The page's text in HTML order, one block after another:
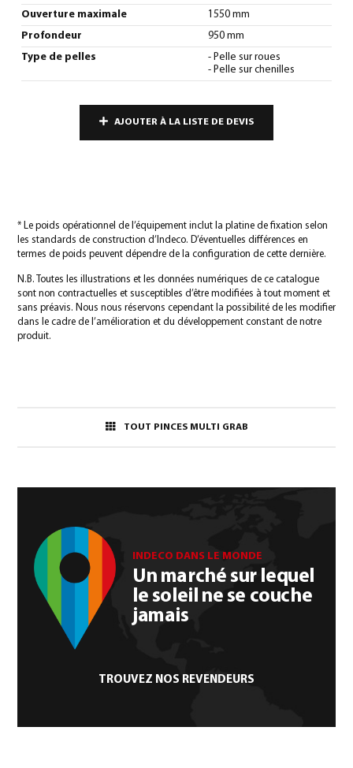
Ouverture maximale 1550 mm
Profondeur 950 mm
Type de pelles
- Pelle sur roues
- Pelle sur chenilles
AJOUTER À LA LISTE DE DEVIS
* Le poids opérationnel de l’équipement inclut la platine de fixation selon
les standards de construction d’Indeco. D’éventuelles différences en
termes de poids peuvent dépendre de la configuration de cette dernière.
N.B. Toutes les illustrations et les données numériques de ce catalogue
sont non contractuelles et susceptibles d’être modifiées à tout moment et
sans préavis. Nous nous réservons cependant la possibilité de les modifier
dans le cadre de l’amélioration et du développement constant de notre
produit.
TOUT PINCES MULTI GRAB
INDECO DANS LE MONDE
Un marché sur lequel
le soleil ne se couche
jamais
TROUVEZ NOS REVENDEURS